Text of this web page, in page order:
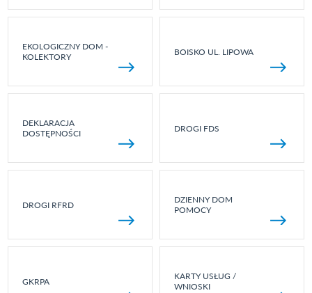
EKOLOGICZNY DOM -
KOLEKTORY
BOISKO UL. LIPOWA
DEKLARACJA
DOSTĘPNOŚCI
DROGI FDS
DROGI RFRD
DZIENNY DOM
POMOCY
GKRPA
KARTY USŁUG /
WNIOSKI